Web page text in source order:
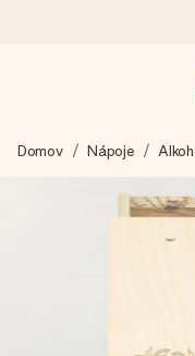
Váš dárek vytvoříme
abyste ho mohli
tom nejvíc záleží.
hodnotí známkou 4,8.
Domov Nápoje